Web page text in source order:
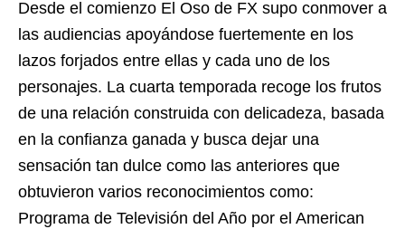
Desde el comienzo El Oso de FX supo conmover a
las audiencias apoyándose fuertemente en los
lazos forjados entre ellas y cada uno de los
personajes. La cuarta temporada recoge los frutos
de una relación construida con delicadeza, basada
en la confianza ganada y busca dejar una
sensación tan dulce como las anteriores que
obtuvieron varios reconocimientos como:
Programa de Televisión del Año por el American